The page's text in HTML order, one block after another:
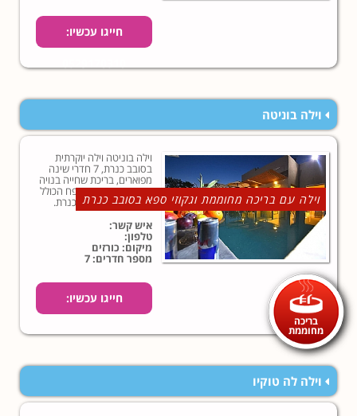
חייגו עכשיו:
וילה בוניטה
וילה עם בריכה מחוממת וגקוזי ספא בסובב כנרת
בריכה
מחוממת
וילה בוניטה וילה יוקרתית
בסובב כנרת, 7 חדרי שינה
מפוארים, בריכת שחייה בנויה
במתחם חיצוני מטופח הכולל
גם גקוזי ספא ונוף לכנרת.
איש קשר:
טלפון:
מיקום: כורזים
מספר חדרים: 7
חייגו עכשיו:
וילה לה טוקיו